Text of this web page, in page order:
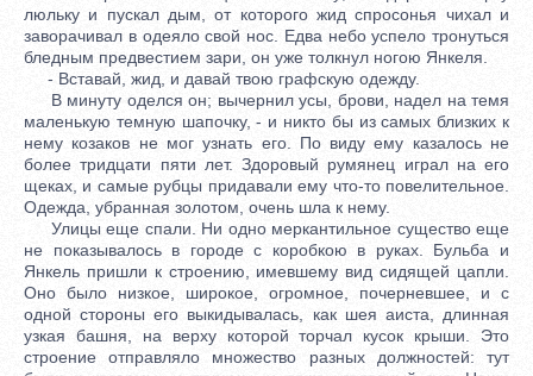
люльку и пускал дым, от которого жид спросонья чихал и
заворачивал в одеяло свой нос. Едва небо успело тронуться
бледным предвестием зари, он уже толкнул ногою Янкеля.
- Вставай, жид, и давай твою графскую одежду.
В минуту оделся он; вычернил усы, брови, надел на темя
маленькую темную шапочку, - и никто бы из самых близких к
нему козаков не мог узнать его. По виду ему казалось не
более тридцати пяти лет. Здоровый румянец играл на его
щеках, и самые рубцы придавали ему что-то повелительное.
Одежда, убранная золотом, очень шла к нему.
Улицы еще спали. Ни одно меркантильное существо еще
не показывалось в городе с коробкою в руках. Бульба и
Янкель пришли к строению, имевшему вид сидящей цапли.
Оно было низкое, широкое, огромное, почерневшее, и с
одной стороны его выкидывалась, как шея аиста, длинная
узкая башня, на верху которой торчал кусок крыши. Это
строение отправляло множество разных должностей: тут